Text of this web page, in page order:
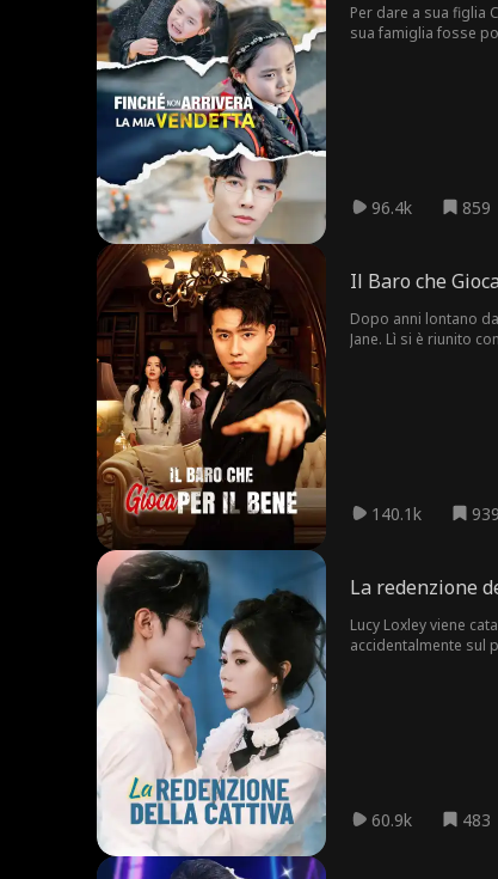
Per dare a sua figlia
sua famiglia fosse
96.4k 859
Il Baro che
Dopo anni lontano
Jane. Lì si è riunito
140.1k 939
La redenzione
Lucy Loxley viene
accidentalmente sul
60.9k 483